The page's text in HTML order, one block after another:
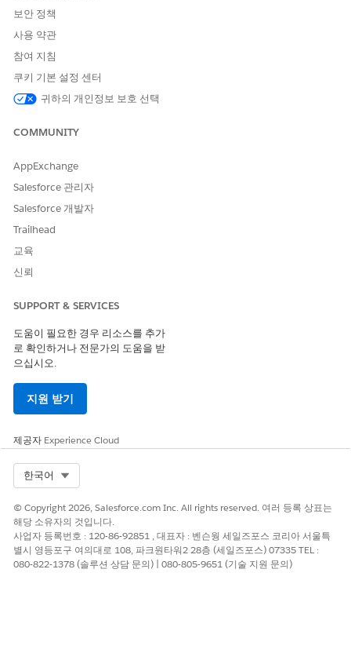
예
보안 정책
사용 약관
참여 지침
쿠키 기본 설정 센터
귀하의 개인정보 보호 선택
COMMUNITY
AppExchange
Salesforce 관리자
Salesforce 개발자
Trailhead
교육
신뢰
SUPPORT & SERVICES
도움이 필요한 경우 리소스를 추가
로 확인하거나 전문가의 도움을 받
으십시오.
지원 받기
제공자 Experience Cloud
한국어
© Copyright 2026, Salesforce.com Inc. All rights reserved. 여러 등록 상표는
해당 소유자의 것입니다.
사업자 등록번호 : 120-86-92851 , 대표자 : 벤슨웡 세일즈포스 코리아 서울특
별시 영등포구 여의대로 108, 파크원타워2 28층 (세일즈포스) 07335 TEL :
080-822-1378 (솔루션 상담 문의) | 080-805-9651 (기술 지원 문의)